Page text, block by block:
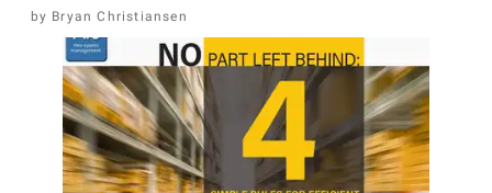
Bryan Christiansen